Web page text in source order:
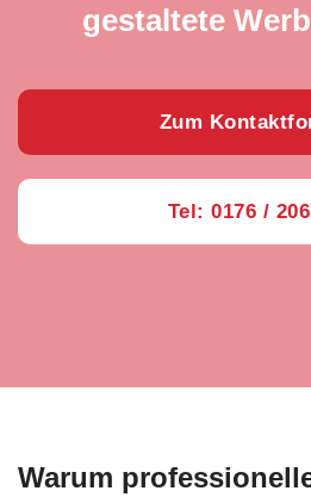
gestaltete
Zum
Tel: 0176 /
Warum